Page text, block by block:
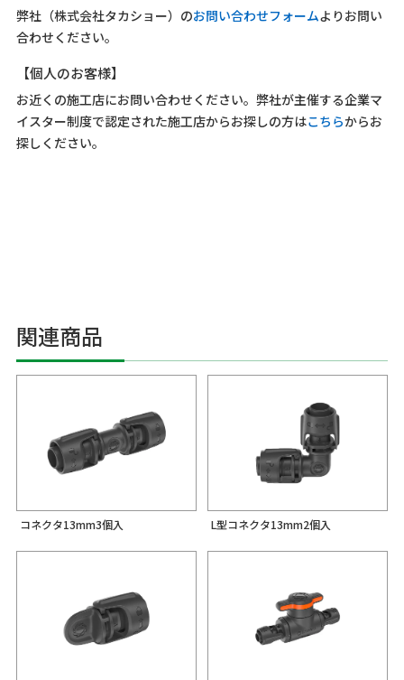
弊社（株式会社タカショー）のお問い合わせフォームよりお問い
合わせください。
【個人のお客様】
お近くの施工店にお問い合わせください。弊社が主催する企業マ
イスター制度で認定された施工店からお探しの方はこちらからお
探しください。
関連商品
コネクタ13mm3個入 L型コネクタ13mm2個入